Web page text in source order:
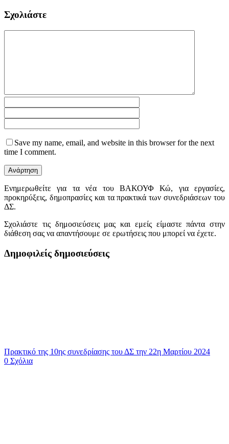
Σχολιάστε
Save my name, email, and website in this browser for the next
time I comment.
Ενημερωθείτε για τα νέα του ΒΑΚΟΥΦ Κώ, για εργασίες,
προκηρύξεις, δημοπρασίες και τα πρακτικά των συνεδριάσεων του
ΔΣ.
Σχολιάστε τις δημοσιεύσεις μας και εμείς είμαστε πάντα στην
διάθεση σας να απαντήσουμε σε ερωτήσεις που μπορεί να έχετε.
Δημοφιλείς δημοσιεύσεις
Πρακτικό της 10ης συνεδρίασης του ΔΣ την 22η Μαρτίου 2024
0 Σχόλια